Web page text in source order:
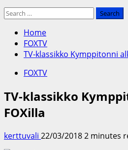
Search
Home
FOXTV
TV-klassikko Kymppitonni
FOXTV
TV-klassikko
FOXilla
kerttuvali 22/03/20182 minutes